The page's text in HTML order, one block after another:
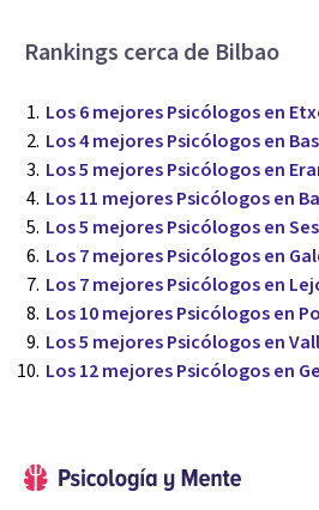
Rankings cerca de Bilbao
Los 6 mejores Psicólogos en
Los 4 mejores Psicólogos en
Los 5 mejores Psicólogos en
Los 11 mejores Psicólogos en
Los 5 mejores Psicólogos en
Los 7 mejores Psicólogos en
Los 7 mejores Psicólogos en
Los 10 mejores Psicólogos en
Los 5 mejores Psicólogos en
Los 12 mejores Psicólogos en